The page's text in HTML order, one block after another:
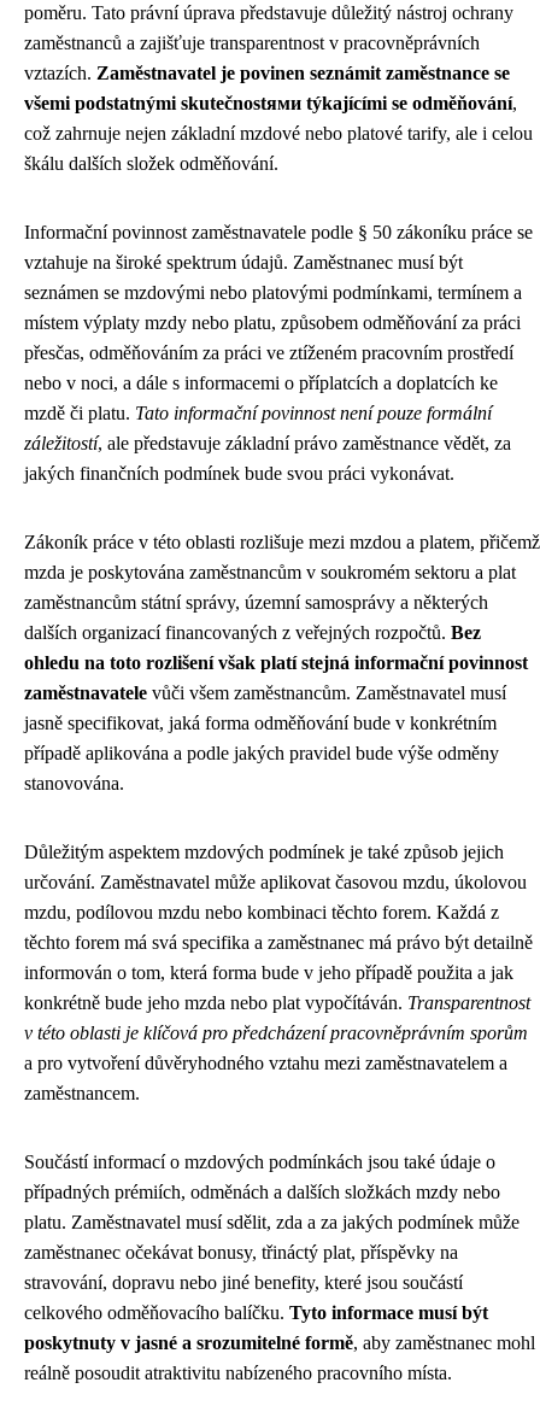
poměru. Tato právní úprava představuje důležitý nástroj ochrany
zaměstnanců a zajišťuje transparentnost v pracovněprávních
vztazích. Zaměstnavatel je povinen seznámit zaměstnance se
všemi podstatnými skutečnostями týkajícími se odměňování,
což zahrnuje nejen základní mzdové nebo platové tarify, ale i celou
škálu dalších složek odměňování.
Informační povinnost zaměstnavatele podle § 50 zákoníku práce se
vztahuje na široké spektrum údajů. Zaměstnanec musí být
seznámen se mzdovými nebo platovými podmínkami, termínem a
místem výplaty mzdy nebo platu, způsobem odměňování za práci
přesčas, odměňováním za práci ve ztíženém pracovním prostředí
nebo v noci, a dále s informacemi o příplatcích a doplatcích ke
mzdě či platu. Tato informační povinnost není pouze formální
záležitostí, ale představuje základní právo zaměstnance vědět, za
jakých finančních podmínek bude svou práci vykonávat.
Zákoník práce v této oblasti rozlišuje mezi mzdou a platem, přičemž
mzda je poskytována zaměstnancům v soukromém sektoru a plat
zaměstnancům státní správy, územní samosprávy a některých
dalších organizací financovaných z veřejných rozpočtů. Bez
ohledu na toto rozlišení však platí stejná informační povinnost
zaměstnavatele vůči všem zaměstnancům. Zaměstnavatel musí
jasně specifikovat, jaká forma odměňování bude v konkrétním
případě aplikována a podle jakých pravidel bude výše odměny
stanovována.
Důležitým aspektem mzdových podmínek je také způsob jejich
určování. Zaměstnavatel může aplikovat časovou mzdu, úkolovou
mzdu, podílovou mzdu nebo kombinaci těchto forem. Každá z
těchto forem má svá specifika a zaměstnanec má právo být detailně
informován o tom, která forma bude v jeho případě použita a jak
konkrétně bude jeho mzda nebo plat vypočítáván. Transparentnost
v této oblasti je klíčová pro předcházení pracovněprávním sporům
a pro vytvoření důvěryhodného vztahu mezi zaměstnavatelem a
zaměstnancem.
Součástí informací o mzdových podmínkách jsou také údaje o
případných prémiích, odměnách a dalších složkách mzdy nebo
platu. Zaměstnavatel musí sdělit, zda a za jakých podmínek může
zaměstnanec očekávat bonusy, třináctý plat, příspěvky na
stravování, dopravu nebo jiné benefity, které jsou součástí
celkového odměňovacího balíčku. Tyto informace musí být
poskytnuty v jasné a srozumitelné formě, aby zaměstnanec mohl
reálně posoudit atraktivitu nabízeného pracovního místa.